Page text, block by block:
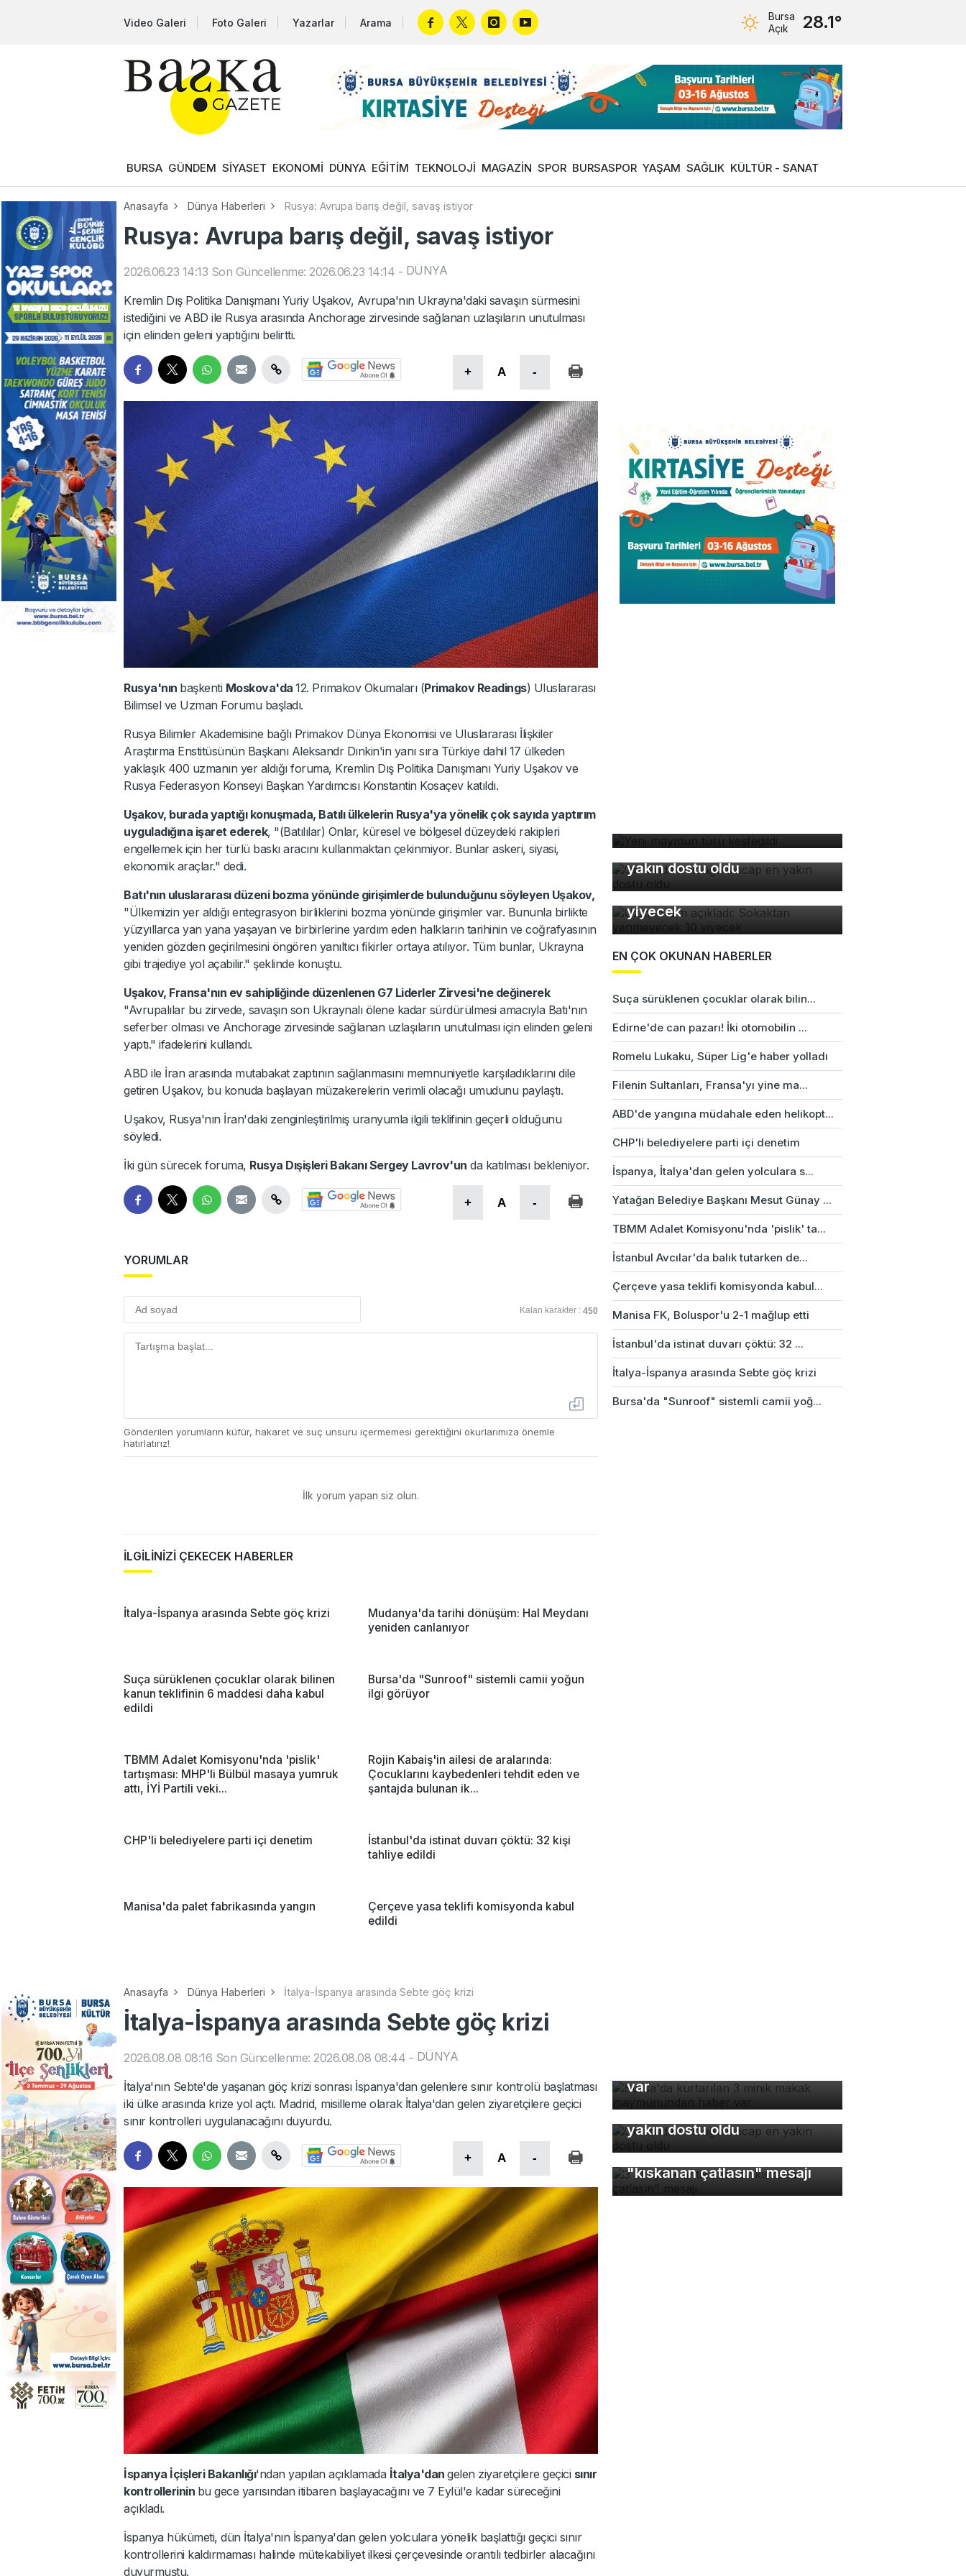
Video Galeri Foto Galeri Yazarlar Arama
Bursa
Açık
28.1°
BURSA GÜNDEM SİYASET EKONOMİ DÜNYA EĞİTİM TEKNOLOJİ MAGAZİN SPOR BURSASPOR YAŞAM SAĞLIK KÜLTÜR - SANAT
Anasayfa Dünya Haberleri Rusya: Avrupa barış değil, savaş istiyor
Rusya: Avrupa barış değil, savaş istiyor
2026.06.23 14:13 Son Güncellenme: 2026.06.23 14:14 - DÜNYA
Kremlin Dış Politika Danışmanı Yuriy Uşakov, Avrupa'nın Ukrayna'daki savaşın sürmesini
istediğini ve ABD ile Rusya arasında Anchorage zirvesinde sağlanan uzlaşıların unutulması
için elinden geleni yaptığını belirtti.
+ A -
Rusya'nın başkenti Moskova'da 12. Primakov Okumaları (Primakov Readings) Uluslararası
Bilimsel ve Uzman Forumu başladı.
Rusya Bilimler Akademisine bağlı Primakov Dünya Ekonomisi ve Uluslararası İlişkiler
Araştırma Enstitüsünün Başkanı Aleksandr Dınkin'in yanı sıra Türkiye dahil 17 ülkeden
yaklaşık 400 uzmanın yer aldığı foruma, Kremlin Dış Politika Danışmanı Yuriy Uşakov ve
Rusya Federasyon Konseyi Başkan Yardımcısı Konstantin Kosaçev katıldı.
Uşakov, burada yaptığı konuşmada, Batılı ülkelerin Rusya'ya yönelik çok sayıda yaptırım
uyguladığına işaret ederek, "(Batılılar) Onlar, küresel ve bölgesel düzeydeki rakipleri
engellemek için her türlü baskı aracını kullanmaktan çekinmiyor. Bunlar askeri, siyasi,
ekonomik araçlar." dedi.
Batı'nın uluslararası düzeni bozma yönünde girişimlerde bulunduğunu söyleyen Uşakov,
"Ülkemizin yer aldığı entegrasyon birliklerini bozma yönünde girişimler var. Bununla birlikte
yüzyıllarca yan yana yaşayan ve birbirlerine yardım eden halkların tarihinin ve coğrafyasının
yeniden gözden geçirilmesini öngören yanıltıcı fikirler ortaya atılıyor. Tüm bunlar, Ukrayna
gibi trajediye yol açabilir." şeklinde konuştu.
Uşakov, Fransa'nın ev sahipliğinde düzenlenen G7 Liderler Zirvesi'ne değinerek
"Avrupalılar bu zirvede, savaşın son Ukraynalı ölene kadar sürdürülmesi amacıyla Batı'nın
seferber olması ve Anchorage zirvesinde sağlanan uzlaşıların unutulması için elinden geleni
yaptı." ifadelerini kullandı.
ABD ile İran arasında mutabakat zaptının sağlanmasını memnuniyetle karşıladıklarını dile
getiren Uşakov, bu konuda başlayan müzakerelerin verimli olacağı umudunu paylaştı.
Uşakov, Rusya'nın İran'daki zenginleştirilmiş uranyumla ilgili teklifinin geçerli olduğunu
söyledi.
İki gün sürecek foruma, Rusya Dışişleri Bakanı Sergey Lavrov'un da katılması bekleniyor.
+ A -
YORUMLAR
Kalan karakter : 450
Gönderilen yorumların küfür, hakaret ve suç unsuru içermemesi gerektiğini okurlarımıza önemle
hatırlatırız!
İlk yorum yapan siz olun.
İLGİLİNİZİ ÇEKECEK HABERLER
İtalya-İspanya arasında Sebte göç krizi
Mudanya'da tarihi dönüşüm: Hal Meydanı
yeniden canlanıyor
Suça sürüklenen çocuklar olarak bilinen
kanun teklifinin 6 maddesi daha kabul
edildi
Bursa'da "Sunroof" sistemli camii yoğun
ilgi görüyor
TBMM Adalet Komisyonu'nda 'pislik'
tartışması: MHP'li Bülbül masaya yumruk
attı, İYİ Partili veki...
Rojin Kabaiş'in ailesi de aralarında:
Çocuklarını kaybedenleri tehdit eden ve
şantajda bulunan ik...
CHP'li belediyelere parti içi denetim
İstanbul'da istinat duvarı çöktü: 32 kişi
tahliye edildi
Manisa'da palet fabrikasında yangın
Çerçeve yasa teklifi komisyonda kabul
edildi
Ormanda bulduğu sincap en
yakın dostu oldu
Uzman isim açıkladı:
Sokaktan yenmeyecek 10
yiyecek
EN ÇOK OKUNAN HABERLER
Suça sürüklenen çocuklar olarak bilin...
Edirne'de can pazarı! İki otomobilin ...
Romelu Lukaku, Süper Lig'e haber yolladı
Filenin Sultanları, Fransa'yı yine ma...
ABD'de yangına müdahale eden helikopt...
CHP'li belediyelere parti içi denetim
İspanya, İtalya'dan gelen yolculara s...
Yatağan Belediye Başkanı Mesut Günay ...
TBMM Adalet Komisyonu'nda 'pislik' ta...
İstanbul Avcılar'da balık tutarken de...
Çerçeve yasa teklifi komisyonda kabul...
Manisa FK, Boluspor'u 2-1 mağlup etti
İstanbul'da istinat duvarı çöktü: 32 ...
İtalya-İspanya arasında Sebte göç krizi
Bursa'da "Sunroof" sistemli camii yoğ...
Anasayfa Dünya Haberleri İtalya-İspanya arasında Sebte göç krizi
İtalya-İspanya arasında Sebte göç krizi
2026.08.08 08:16 Son Güncellenme: 2026.08.08 08:44 - DÜNYA
İtalya'nın Sebte'de yaşanan göç krizi sonrası İspanya'dan gelenlere sınır kontrolü başlatması
iki ülke arasında krize yol açtı. Madrid, misilleme olarak İtalya'dan gelen ziyaretçilere geçici
sınır kontrolleri uygulanacağını duyurdu.
+ A -
İspanya İçişleri Bakanlığı'ndan yapılan açıklamada İtalya'dan gelen ziyaretçilere geçici sınır
kontrollerinin bu gece yarısından itibaren başlayacağını ve 7 Eylül'e kadar süreceğini
açıkladı.
İspanya hükümeti, dün İtalya'nın İspanya'dan gelen yolculara yönelik başlattığı geçici sınır
kontrollerini kaldırmaması halinde mütekabiliyet ilkesi çerçevesinde orantılı tedbirler alacağını
duyurmuştu.
var
Ormanda bulduğu sincap en
yakın dostu oldu
3 bin yıllık antik kentte
"kıskanan çatlasın" mesajı